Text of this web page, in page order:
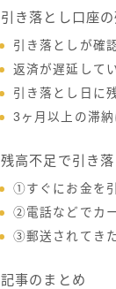
引き落とし口座
引き落としが確
返済が遅延して
引き落とし日に
3ヶ月以上の滞
残高不足で引き
①すぐにお金を
②電話などでカ
③郵送されてき
記事のまとめ